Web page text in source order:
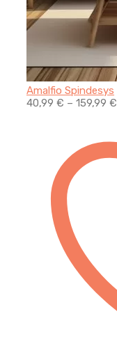
Amalfio Spindesys
40,99 € – 159,99 €